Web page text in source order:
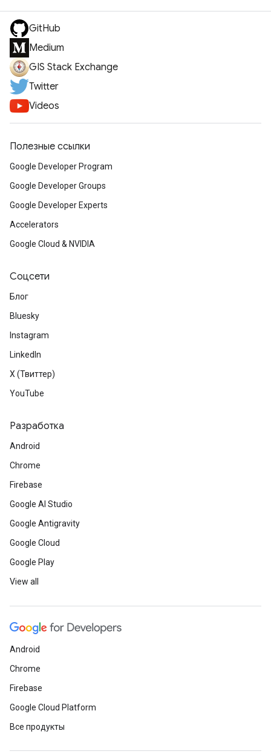
GitHub
Medium
GIS Stack Exchange
Twitter
Videos
Полезные ссылки
Google Developer Program
Google Developer Groups
Google Developer Experts
Accelerators
Google Cloud & NVIDIA
Соцсети
Блог
Bluesky
Instagram
LinkedIn
X (Твиттер)
YouTube
Разработка
Android
Chrome
Firebase
Google AI Studio
Google Antigravity
Google Cloud
Google Play
View all
Android
Chrome
Firebase
Google Cloud Platform
Все продукты